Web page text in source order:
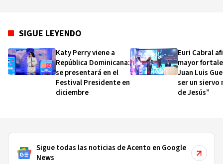
SIGUE LEYENDO
Katy Perry viene a
República Dominicana:
se presentará en el
Festival Presidente en
diciembre
Euri Cabral
mayor
Juan Luis
ser un siervo
de Jesús”
Sigue todas las noticias de Acento en Google
News